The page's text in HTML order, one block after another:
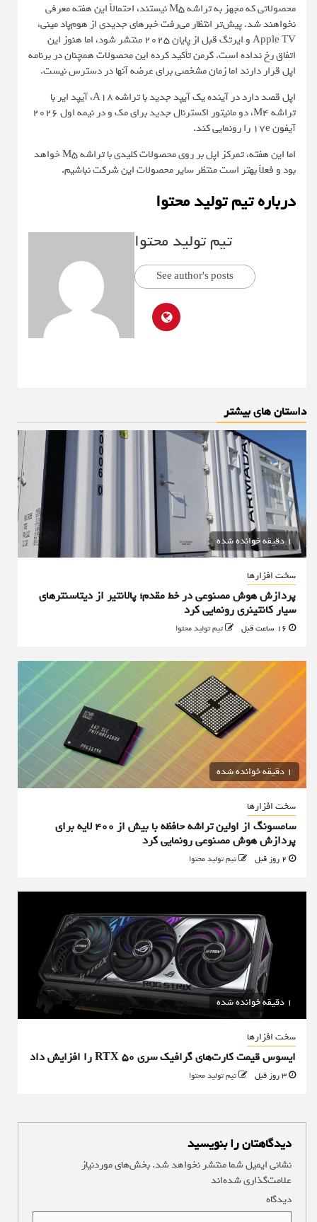
محصولاتی که مجهز به تراشه M5 نیستند، احتمالاً این هفته معرفی
نخواهند شد. پیش‌تر انتظار می‌رفت خبرهای جدیدی از هوم‌پاد مینی،
Apple TV و ایرتگ قبل از پایان 2025 منتشر شود، اما هنوز این
اتفاق رخ نداده است. گرمن تأکید کرده این محصولات همچنان در برنامه
اپل قرار دارند اما زمان مشخصی برای عرضه آنها در دسترس نیست.
اپل قصد دارد در آینده یک آیپد جدید با تراشه A18، آیپد ایر با
تراشه M4، دو مانیتور اکسترنال جدید برای مک و در نیمه اول 2026
آیفون 17e را رونمایی کند.
اما این هفته، تمرکز اپل بر روی محصولات کلیدی با تراشه M5 خواهد
بود و فعلاً بهتر است منتظر سایر محصولات این شرکت نباشیم.
درباره تیم تولید محتوا
تیم تولید محتوا
See author's posts
داستان های بیشتر
1 دقیقه خوانده شده
سخت افزارها
پردازش هوش مصنوعی در خط مقدم؛ پالانتیر از دیتاسنترهای
سیار کانتینری رونمایی کرد
تیم تولید محتوا
1 دقیقه خوانده شده
سخت افزارها
سامسونگ از اولین تراشه حافظه با بیش از ۴۰۰ لایه برای
پردازش هوش مصنوعی رونمایی کرد
تیم تولید محتوا
1 دقیقه خوانده شده
سخت افزارها
ایسوس قیمت کارت‌های گرافیک سری RTX 50 را افزایش داد
تیم تولید محتوا
دیدگاهتان را بنویسید
نشانی ایمیل شما منتشر نخواهد شد.بخش‌های موردنیاز
علامت‌گذاری شده‌اند
دیدگاه